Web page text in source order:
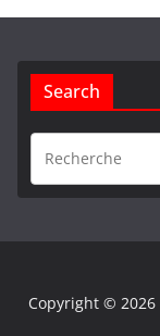
Search
Copyright © 2026